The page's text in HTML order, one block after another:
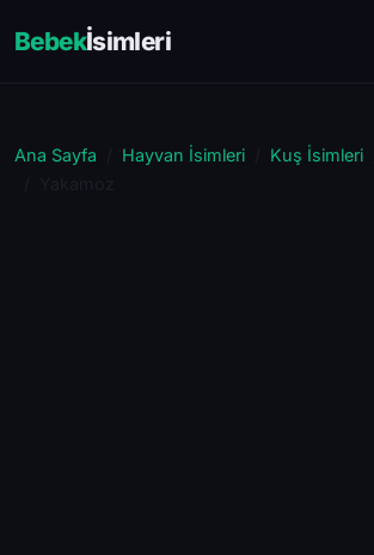
Bebekİsimleri
Ana Sayfa Hayvan İsimleri Kuş İsimleri